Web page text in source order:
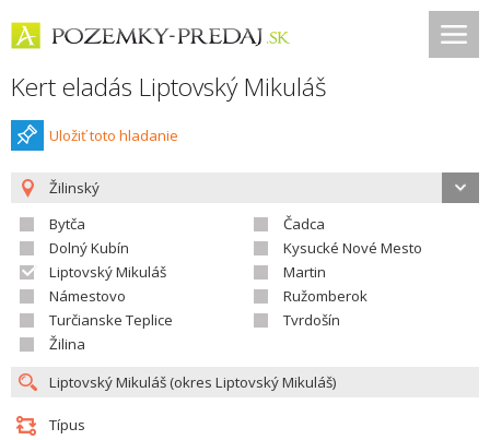
Kert eladás Liptovský Mikuláš
Uložiť toto hladanie
Žilinský
Bytča
Čadca
Dolný Kubín
Kysucké Nové Mesto
Liptovský Mikuláš
Martin
Námestovo
Ružomberok
Turčianske Teplice
Tvrdošín
Žilina
Típus